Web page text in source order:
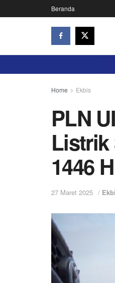
Beranda
Home Ekbis
PLN
Listrik
1446 H
27 Maret 2025 /